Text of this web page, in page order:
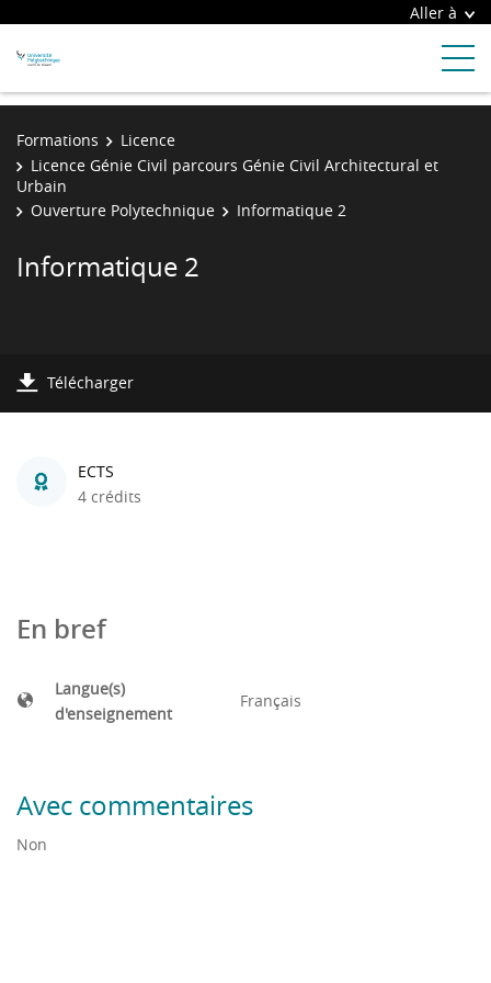
Aller à
Formations
Licence
Licence Génie Civil parcours Génie Civil Architectural et
Urbain
Ouverture Polytechnique
Informatique 2
Informatique 2
Télécharger
ECTS
4 crédits
En bref
Langue(s)
d'enseignement
Français
Avec commentaires
Non